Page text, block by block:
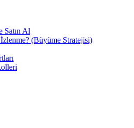
Satın Al
(Büyüme Stratejisi)